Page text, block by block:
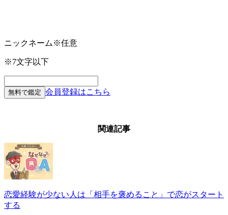
ニックネーム ※任意
※7文字以下
無料で鑑定 会員登録はこちら
関連記事
恋愛経験が少ない人は「相手を褒めること」で恋がスタート
する